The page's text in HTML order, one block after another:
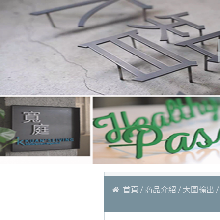
首頁 商品介紹 大圖輸出